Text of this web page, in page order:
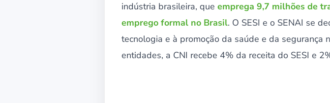
indústria brasileira, que emprega 9,7 milhões de
emprego formal no Brasil. O SESI e o SENAI se
tecnologia e à promoção da saúde e da
entidades, a CNI recebe 4% da receita do SESI e